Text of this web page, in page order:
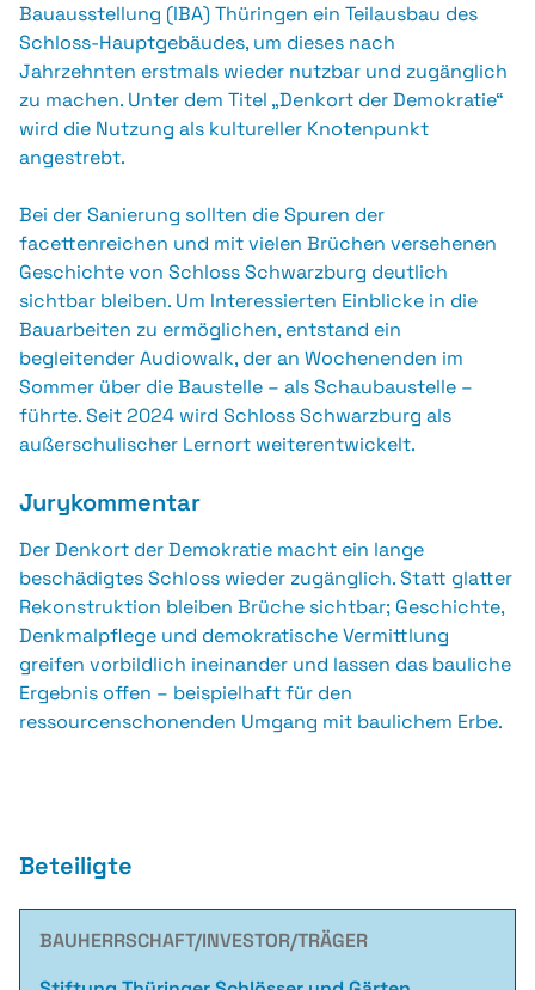
Bauausstellung (IBA) Thüringen ein Teilausbau des
Schloss-Hauptgebäudes, um dieses nach
Jahrzehnten erstmals wieder nutzbar und zugänglich
zu machen. Unter dem Titel „Denkort der Demokratie“
wird die Nutzung als kultureller Knotenpunkt
angestrebt.
Bei der Sanierung sollten die Spuren der
facettenreichen und mit vielen Brüchen versehenen
Geschichte von Schloss Schwarzburg deutlich
sichtbar bleiben. Um Interessierten Einblicke in die
Bauarbeiten zu ermöglichen, entstand ein
begleitender Audiowalk, der an Wochenenden im
Sommer über die Baustelle – als Schaubaustelle –
führte. Seit 2024 wird Schloss Schwarzburg als
außerschulischer Lernort weiterentwickelt.
Jurykommentar
Der Denkort der Demokratie macht ein lange
beschädigtes Schloss wieder zugänglich. Statt glatter
Rekonstruktion bleiben Brüche sichtbar; Geschichte,
Denkmalpflege und demokratische Vermittlung
greifen vorbildlich ineinander und lassen das bauliche
Ergebnis offen – beispielhaft für den
ressourcenschonenden Umgang mit baulichem Erbe.
Beteiligte
BAUHERRSCHAFT/INVESTOR/TRÄGER